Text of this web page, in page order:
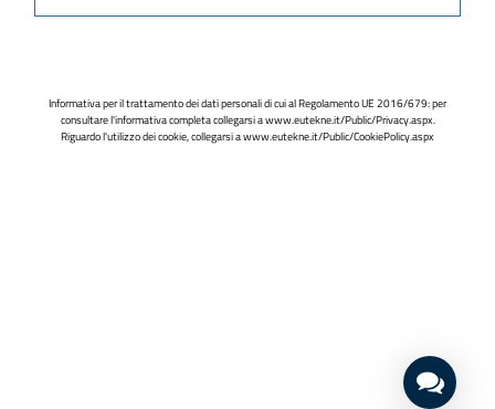
Informativa per il trattamento dei dati personali di cui al Regolamento UE 2016/679: per
consultare l'informativa completa collegarsi awww.eutekne.it/Public/Privacy.aspx.
Riguardo l'utilizzo dei cookie, collegarsi awww.eutekne.it/Public/CookiePolicy.aspx